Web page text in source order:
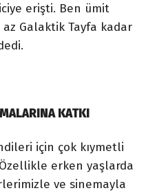
erişti. Ben ümit
Galaktik Tayfa kadar
KATKI
için çok kıymetli
erken yaşlarda
ve sinemayla